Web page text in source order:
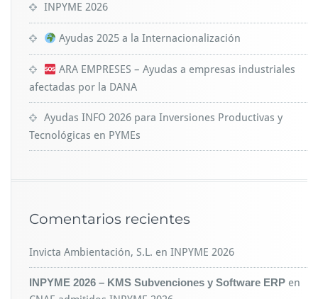
INPYME 2026
Ayudas 2025 a la Internacionalización
ARA EMPRESES – Ayudas a empresas industriales
afectadas por la DANA
Ayudas INFO 2026 para Inversiones Productivas y
Tecnológicas en PYMEs
Comentarios recientes
Invicta Ambientación, S.L. en INPYME 2026
INPYME 2026 – KMS Subvenciones y Software ERP en